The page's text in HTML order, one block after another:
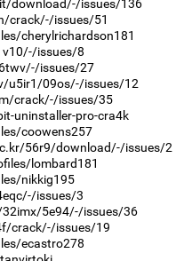
download/-/issues/136
crack/-/issues/51
cherylrichardson181
issues/8
issues/27
u5ir1/09os/-/issues/12
crack/-/issues/35
uninstaller-pro-cra4k
coowens257
56r9/download/-/issues/2
lombard181
nikkig195
issues/3
5e94/-/issues/36
crack/-/issues/19
ecastro278